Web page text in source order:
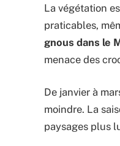
La végétation
praticables,
gnous dans le
menace des
De janvier à
moindre. La
paysages plus